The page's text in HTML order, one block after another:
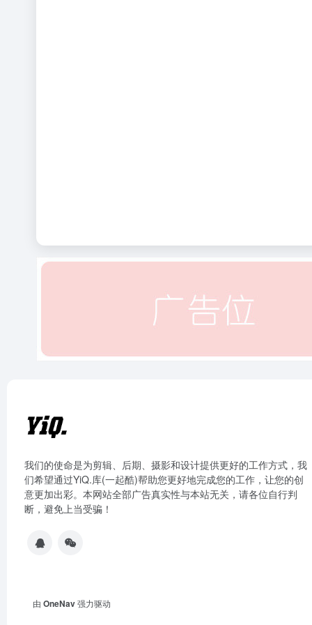
我们的使命是为剪辑、后期、摄影和设计提供更好的工作方式，我
们希望通过YiQ.库(一起酷)帮助您更好地完成您的工作，让您的创
意更加出彩。本网站全部广告真实性与本站无关，请各位自行判
断，避免上当受骗！
由 OneNav强力驱动